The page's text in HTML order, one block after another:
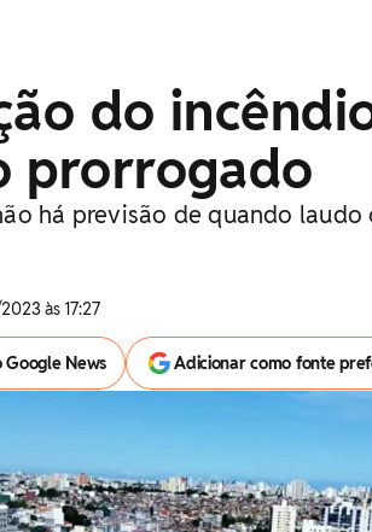
do
prorrogado
há previsão de quando
às 17:27
Google News Adicionar como fonte